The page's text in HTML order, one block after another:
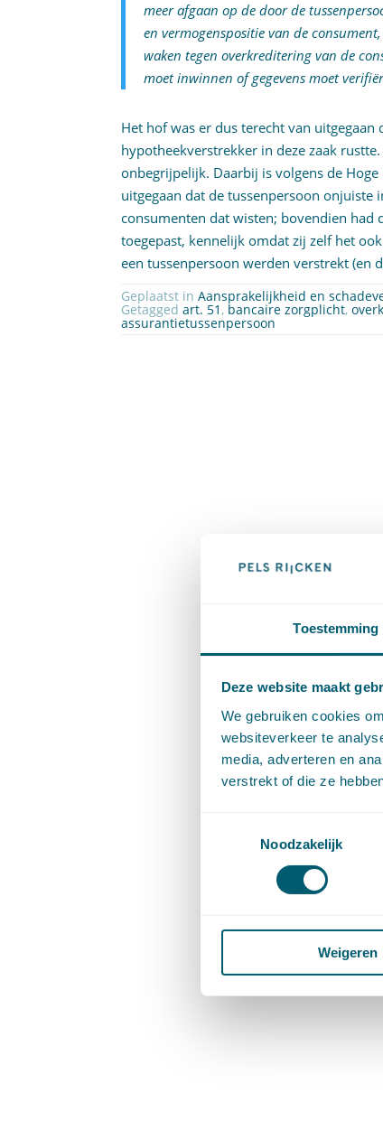
Toestemming
Deze website maakt
We gebruiken cookies
websiteverkeer te
media, adverteren en
verstrekt of die ze
Noodzakelijk
Weigeren
meer afgaan op de door de
en vermogenspositie van de
waken tegen overkreditering van de
moet inwinnen of gegevens moet
Het hof was er dus terecht van
hypotheekverstrekker in deze zaak
onbegrijpelijk. Daarbij is volgens de
uitgegaan dat de tussenpersoon onjuiste
consumenten dat wisten; bovendien had
toegepast, kennelijk omdat zij zelf het
een tussenpersoon werden verstrekt (en
Geplaatst inAansprakelijkheid en
Getaggedart. 51 , bancaire zorgplicht,
assurantietussenpersoon